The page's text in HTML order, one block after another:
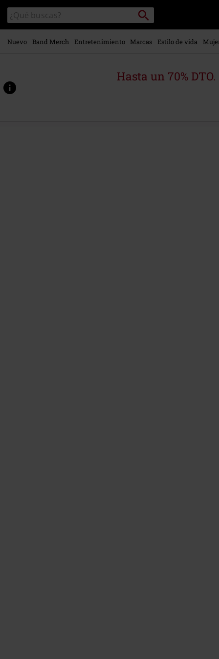
contenido
principal
Buscar
en
el
catálogo
Buscar
Nuevo Band Merch Entretenimiento Marcas Estilo de vida
Hasta un 70%